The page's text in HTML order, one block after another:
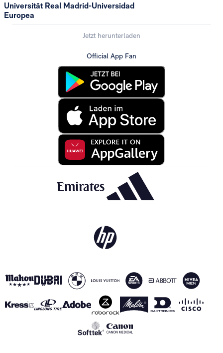
Universität Real Madrid-Universidad
Europea
Jetzt herunterladen
Official App Fan